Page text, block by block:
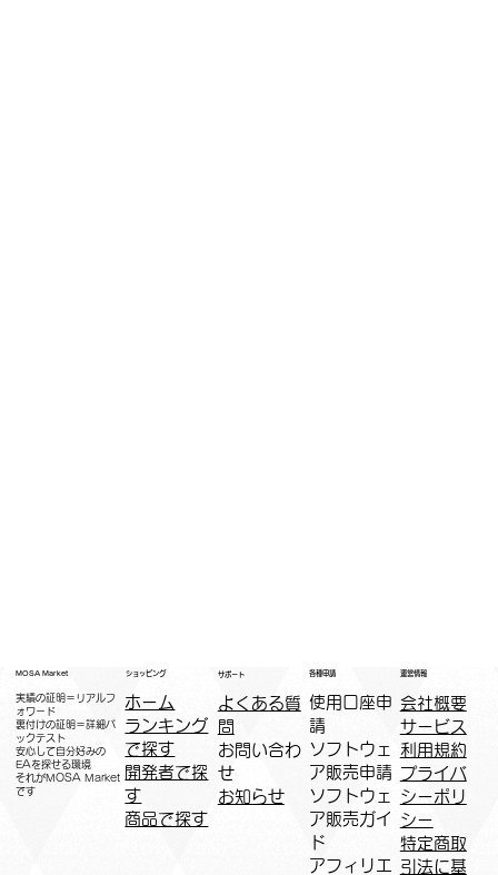
MOSA Market
実績の証明＝リアルフ
ォワード
裏付けの証明＝詳細バ
ックテスト
安心して自分好みの
EAを探せる環境
​それがMOSA Market
です
ショッピング
ホーム
ランキング
で探す
開発者で探
す
商品で探す
サポート
よくある質
問
お問い合わ
せ
お知らせ
各種申請
​使用口座申
請
ソフトウェ
ア販売申請
ソフトウェ
ア販売ガイ
ド
アフィリエ
運営情報
会社概要
サービス
利用規約
プライバ
シーポリ
シー
特定商取
引法に基